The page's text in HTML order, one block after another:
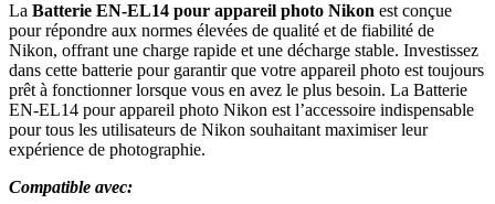
La Batterie EN-EL14 pour appareil photo Nikon est conçue
pour répondre aux normes élevées de qualité et de fiabilité de
Nikon, offrant une charge rapide et une décharge stable. Investissez
dans cette batterie pour garantir que votre appareil photo est toujours
prêt à fonctionner lorsque vous en avez le plus besoin. La Batterie
EN-EL14 pour appareil photo Nikon est l’accessoire indispensable
pour tous les utilisateurs de Nikon souhaitant maximiser leur
expérience de photographie.
Compatible avec: